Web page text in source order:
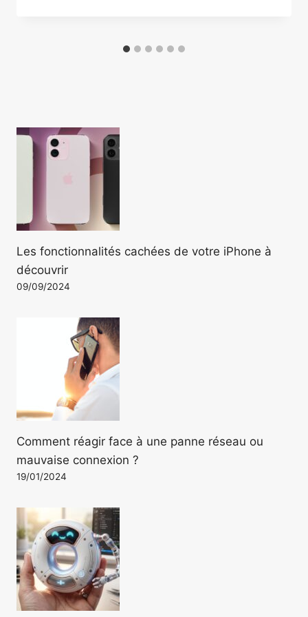
Les fonctionnalités cachées de votre iPhone à
découvrir
09/09/2024
Comment réagir face à une panne réseau ou
mauvaise connexion ?
19/01/2024